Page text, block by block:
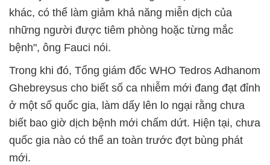
khác, có thể làm giảm khả năng miễn dịch của
những người được tiêm phòng hoặc từng mắc
bệnh", ông Fauci nói.
Trong khi đó, Tổng giám đốc WHO Tedros Adhanom
Ghebreysus cho biết số ca nhiễm mới đang đạt đỉnh
ở một số quốc gia, làm dấy lên lo ngại rằng chưa
biết bao giờ dịch bệnh mới chấm dứt. Hiện tại, chưa
quốc gia nào có thể an toàn trước đợt bùng phát
mới.